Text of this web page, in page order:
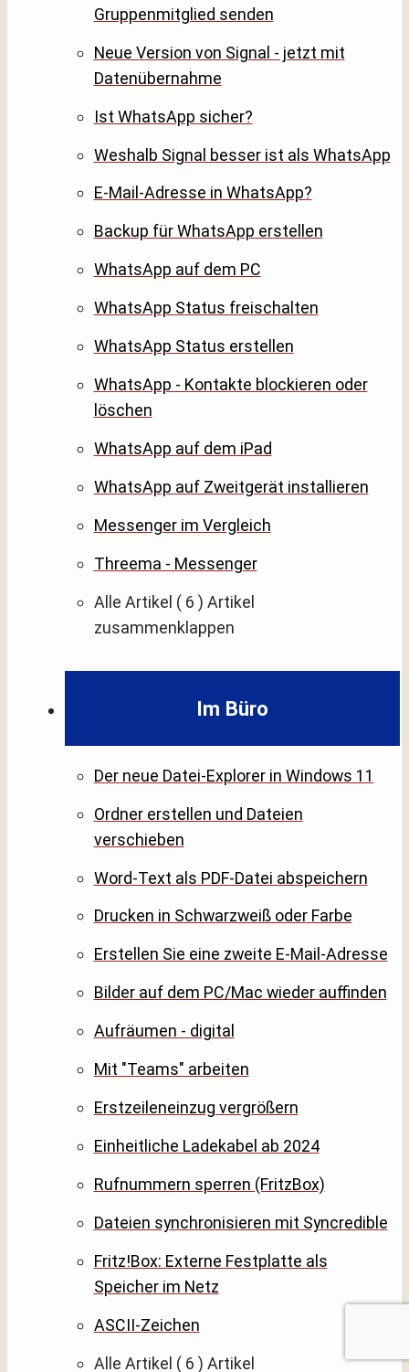
Gruppenmitglied senden
Neue Version von Signal - jetzt mit
Datenübernahme
Ist WhatsApp sicher?
Weshalb Signal besser ist als WhatsApp
E-Mail-Adresse in WhatsApp?
Backup für WhatsApp erstellen
WhatsApp auf dem PC
WhatsApp Status freischalten
WhatsApp Status erstellen
WhatsApp - Kontakte blockieren oder
löschen
WhatsApp auf dem iPad
WhatsApp auf Zweitgerät installieren
Messenger im Vergleich
Threema - Messenger
Alle Artikel ( 6 ) Artikel
zusammenklappen
Im Büro
Der neue Datei-Explorer in Windows 11
Ordner erstellen und Dateien
verschieben
Word-Text als PDF-Datei abspeichern
Drucken in Schwarzweiß oder Farbe
Erstellen Sie eine zweite E-Mail-Adresse
Bilder auf dem PC/Mac wieder auffinden
Aufräumen - digital
Mit "Teams" arbeiten
Erstzeileneinzug vergrößern
Einheitliche Ladekabel ab 2024
Rufnummern sperren (FritzBox)
Dateien synchronisieren mit Syncredible
Fritz!Box: Externe Festplatte als
Speicher im Netz
ASCII-Zeichen
Alle Artikel ( 6 ) Artikel